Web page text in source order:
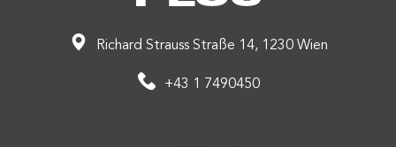
Richard Strauss Straße 14, 1230 Wien
+43 1 7490450